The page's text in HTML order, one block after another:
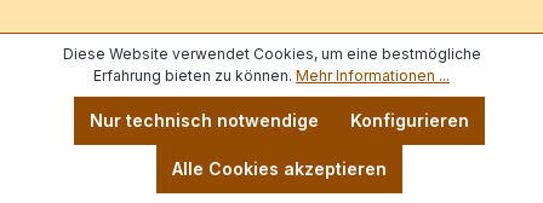
Diese Website verwendet Cookies, um eine bestmögliche
Erfahrung bieten zu können. Mehr Informationen ...
Nur technisch notwendige Konfigurieren
Alle Cookies akzeptieren